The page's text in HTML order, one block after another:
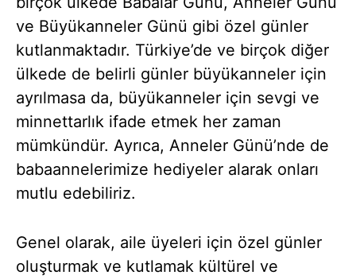
ve Büyükanneler Günü gibi özel günler
kutlanmaktadır. Türkiye’de ve birçok diğer
ülkede de belirli günler büyükanneler için
ayrılmasa da, büyükanneler için sevgi ve
minnettarlık ifade etmek her zaman
mümkündür. Ayrıca, Anneler Günü’nde de
babaannelerimize hediyeler alarak onları
mutlu edebiliriz.
Genel olarak, aile üyeleri için özel günler
oluşturmak ve kutlamak kültürel ve